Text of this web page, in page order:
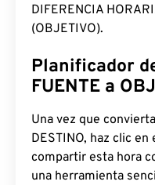
DIFERENCIA
(OBJETIVO).
Planificador
FUENTE a
Una vez que
DESTINO, haz clic
compartir esta hora
una herramienta